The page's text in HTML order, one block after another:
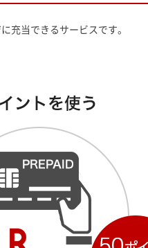
充当できるサービスです。